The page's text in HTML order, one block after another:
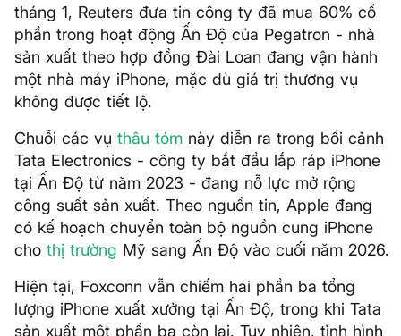
tháng 1, Reuters đưa tin công ty đã mua 60% cổ
phần trong hoạt động Ấn Độ của Pegatron - nhà
sản xuất theo hợp đồng Đài Loan đang vận hành
một nhà máy iPhone, mặc dù giá trị thương vụ
không được tiết lộ.
Chuỗi các vụ thâu tóm này diễn ra trong bối cảnh
Tata Electronics - công ty bắt đầu lắp ráp iPhone
tại Ấn Độ từ năm 2023 - đang nỗ lực mở rộng
công suất sản xuất. Theo nguồn tin, Apple đang
có kế hoạch chuyển toàn bộ nguồn cung iPhone
cho thị trường Mỹ sang Ấn Độ vào cuối năm 2026.
Hiện tại, Foxconn vẫn chiếm hai phần ba tổng
lượng iPhone xuất xưởng tại Ấn Độ, trong khi Tata
sản xuất một phần ba còn lại. Tuy nhiên, tình hình